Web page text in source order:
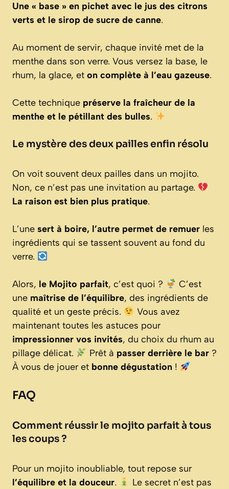
Une « base » en pichet avec le jus des citrons
verts et le sirop de sucre de canne.
Au moment de servir, chaque invité met de la
menthe dans son verre. Vous versez la base, le
rhum, la glace, et on complète à l’eau gazeuse.
Cette technique préserve la fraîcheur de la
menthe et le pétillant des bulles.
Le mystère des deux pailles enfin résolu
On voit souvent deux pailles dans un mojito.
Non, ce n’est pas une invitation au partage.
La raison est bien plus pratique.
L’une sert à boire, l’autre permet de remuer les
ingrédients qui se tassent souvent au fond du
verre.
Alors, le Mojito parfait, c’est quoi ?
C’est
une maîtrise de l’équilibre, des ingrédients de
qualité et un geste précis.
Vous avez
maintenant toutes les astuces pour
impressionner vos invités, du choix du rhum au
pillage délicat.
Prêt à passer derrière le bar?
À vous de jouer et bonne dégustation !
FAQ
Comment réussir le mojito parfait à tous
les coups ?
Pour un mojito inoubliable, tout repose sur
l’équilibre et la douceur.
Le secret n’est pas